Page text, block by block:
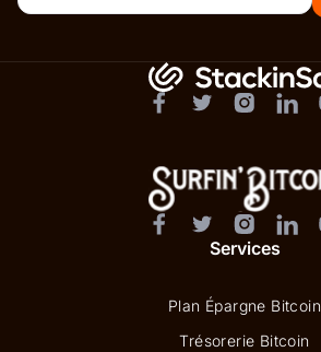
Services
Plan Épargne Bitcoin
Trésorerie Bitcoin